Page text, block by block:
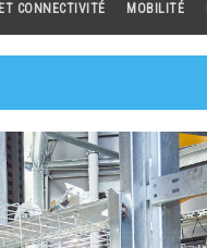
CONNECTIVITÉ MOBILITÉ